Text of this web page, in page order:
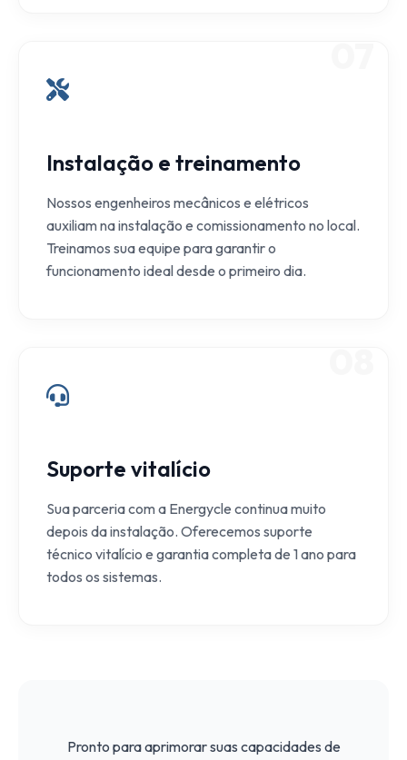
Instalação e treinamento
Nossos engenheiros mecânicos e elétricos
auxiliam na instalação e comissionamento no local.
Treinamos sua equipe para garantir o
funcionamento ideal desde o primeiro dia.
Suporte vitalício
Sua parceria com a Energycle continua muito
depois da instalação. Oferecemos suporte
técnico vitalício e garantia completa de 1 ano para
todos os sistemas.
Pronto para aprimorar suas capacidades de